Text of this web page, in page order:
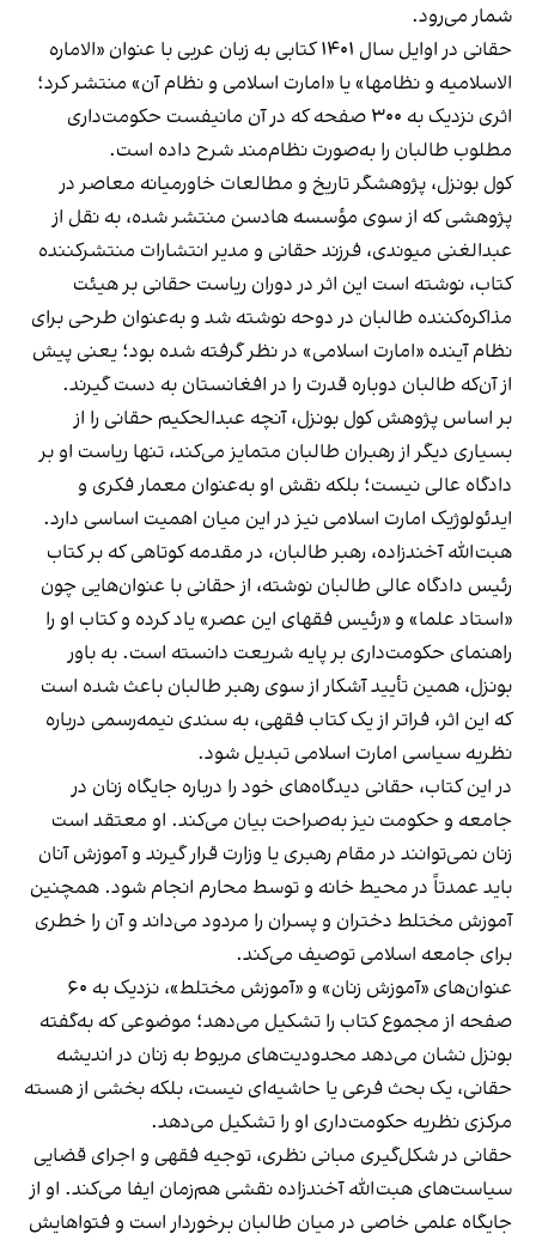
شمار می‌رود.
حقانی در اوایل سال ۱۴۰۱ کتابی به زبان عربی با عنوان «الاماره
الاسلامیه و نظامها» یا «امارت اسلامی و نظام آن» منتشر کرد؛
اثری نزدیک به ۳۰۰ صفحه که در آن مانیفست حکومت‌داری
مطلوب طالبان را به‌صورت نظام‌مند شرح داده است.
کول بونزل، پژوهشگر تاریخ و مطالعات خاورمیانه معاصر در
پژوهشی که از سوی مؤسسه هادسن منتشر شده، به نقل از
عبدالغنی میوندی، فرزند حقانی و مدیر انتشارات منتشرکننده
کتاب، نوشته است این اثر در دوران ریاست حقانی بر هیئت
مذاکره‌کننده طالبان در دوحه نوشته شد و به‌عنوان طرحی برای
نظام آینده «امارت اسلامی» در نظر گرفته شده بود؛ یعنی پیش
از آن‌که طالبان دوباره قدرت را در افغانستان به دست گیرند.
بر اساس پژوهش کول بونزل، آنچه عبدالحکیم حقانی را از
بسیاری دیگر از رهبران طالبان متمایز می‌کند، تنها ریاست او بر
دادگاه عالی نیست؛ بلکه نقش او به‌عنوان معمار فکری و
ایدئولوژیک امارت اسلامی نیز در این میان اهمیت اساسی دارد.
هبت‌الله آخندزاده، رهبر طالبان، در مقدمه‌ کوتاهی که بر کتاب
رئيس دادگاه عالی طالبان نوشته، از حقانی با عنوان‌هایی چون
«استاد علما» و «رئیس فقهای این عصر» یاد کرده و کتاب او را
راهنمای حکومت‌داری بر پایه شریعت دانسته است. به باور
بونزل، همین تأیید آشکار از سوی رهبر طالبان باعث شده است
که این اثر، فراتر از یک کتاب فقهی، به سندی نیمه‌رسمی درباره
نظریه سیاسی امارت اسلامی تبدیل شود.
در این کتاب، حقانی دیدگاه‌های خود را درباره جایگاه زنان در
جامعه و حکومت نیز به‌صراحت بیان می‌کند. او معتقد است
زنان نمی‌توانند در مقام رهبری یا وزارت قرار گیرند و آموزش آنان
باید عمدتاً در محیط خانه و توسط محارم انجام شود. همچنین
آموزش مختلط دختران و پسران را مردود می‌داند و آن را خطری
برای جامعه اسلامی توصیف می‌کند.
عنوان‌های «آموزش زنان» و «آموزش مختلط»، نزدیک به ۶۰
صفحه از مجموع کتاب را تشکیل می‌دهد؛ موضوعی که به‌گفته
بونزل نشان می‌دهد محدودیت‌های مربوط به زنان در اندیشه
حقانی، یک بحث فرعی یا حاشیه‌ای نیست، بلکه بخشی از هسته
مرکزی نظریه حکومت‌داری او را تشکیل می‌دهد.
حقانی در شکل‌گیری مبانی نظری، توجیه فقهی و اجرای قضایی
سیاست‌های هبت‌الله آخندزاده نقشی هم‌زمان ایفا می‌کند. او از
جایگاه علمی خاصی در میان طالبان برخوردار است و فتواهایش